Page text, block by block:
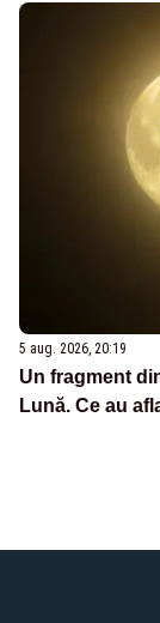
5 aug. 2026, 20:19
Un fragment
Lună. Ce au